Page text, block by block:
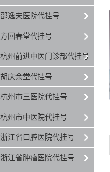
邵逸夫医院代挂号
方回春堂代挂号
杭州前进中医门诊部代挂号
胡庆余堂代挂号
杭州市三医院代挂号
杭州市中医院代挂号
浙江省口腔医院代挂号
浙江省肿瘤医院代挂号